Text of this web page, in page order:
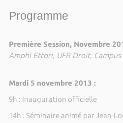
Programme
Première Session, Novembre
Amphi Ettori, UFR Droit,
Mardi 5 novembre 2013 :
9h : Inauguration officielle
14h : Séminaire animé par Jean-